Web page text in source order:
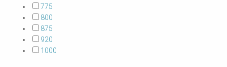
775
800
875
920
1000